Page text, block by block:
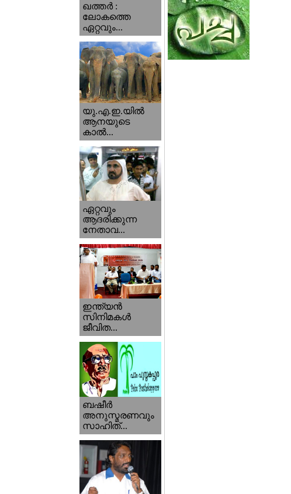
ഖത്തര്‍ :
ലോകത്തെ
ഏറ്റവും...
യു.എ.ഇ.യില്‍
ആനയുടെ
കാല്‍...
ഏറ്റവും
ആദരിക്കുന്ന
നേതാവ...
ഇന്ത്യന്‍
സിനിമകള്‍
ജീവിത...
ബഷീര്‍
അനുസ്മരണവും
സാഹിത്...